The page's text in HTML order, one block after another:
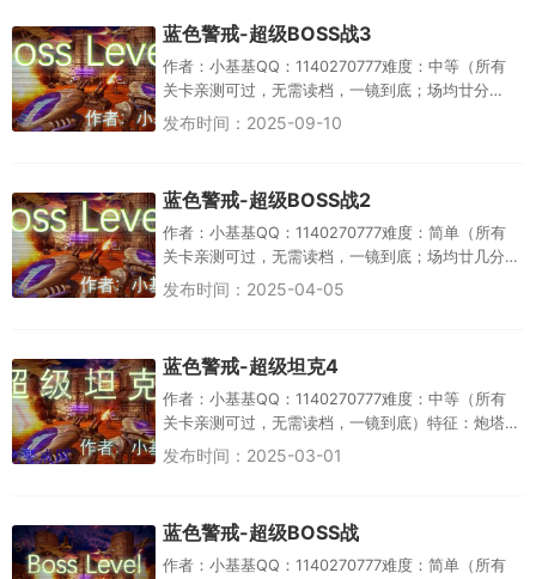
蓝色警戒-超级BOSS战3
作者：小基基QQ：1140270777难度：中等（所有
关卡亲测可过，无需读档，一镜到底；场均廿分
钟）特征：炮塔平衡、超激光炮、不堵车、BOSS战
发布时间：2025-09-10
蓝色警戒-超级BOSS战2
作者：小基基QQ：1140270777难度：简单（所有
关卡亲测可过，无需读档，一镜到底；场均廿几分
钟）特征：炮塔平衡、加强激光炮、不堵车、BOSS
发布时间：2025-04-05
蓝色警戒-超级坦克4
作者：小基基QQ：1140270777难度：中等（所有
关卡亲测可过，无需读档，一镜到底）特征：炮塔
平衡、加强激光炮、不堵车、快节奏 基础攻略： 激
发布时间：2025-03-01
蓝色警戒-超级BOSS战
作者：小基基QQ：1140270777难度：简单（所有